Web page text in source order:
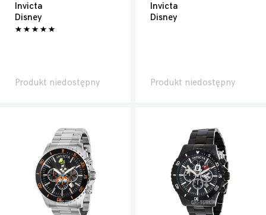
Invicta
Disney
Produkt niedostępny
Invicta
Disney
Produkt niedostępny